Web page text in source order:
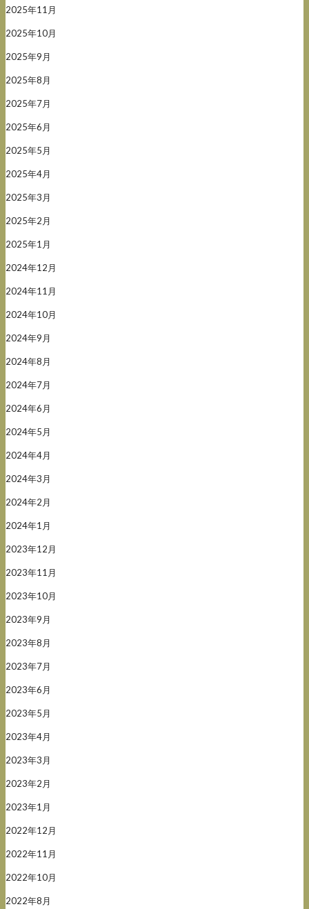
2025年11月
2025年10月
2025年9月
2025年8月
2025年7月
2025年6月
2025年5月
2025年4月
2025年3月
2025年2月
2025年1月
2024年12月
2024年11月
2024年10月
2024年9月
2024年8月
2024年7月
2024年6月
2024年5月
2024年4月
2024年3月
2024年2月
2024年1月
2023年12月
2023年11月
2023年10月
2023年9月
2023年8月
2023年7月
2023年6月
2023年5月
2023年4月
2023年3月
2023年2月
2023年1月
2022年12月
2022年11月
2022年10月
2022年8月